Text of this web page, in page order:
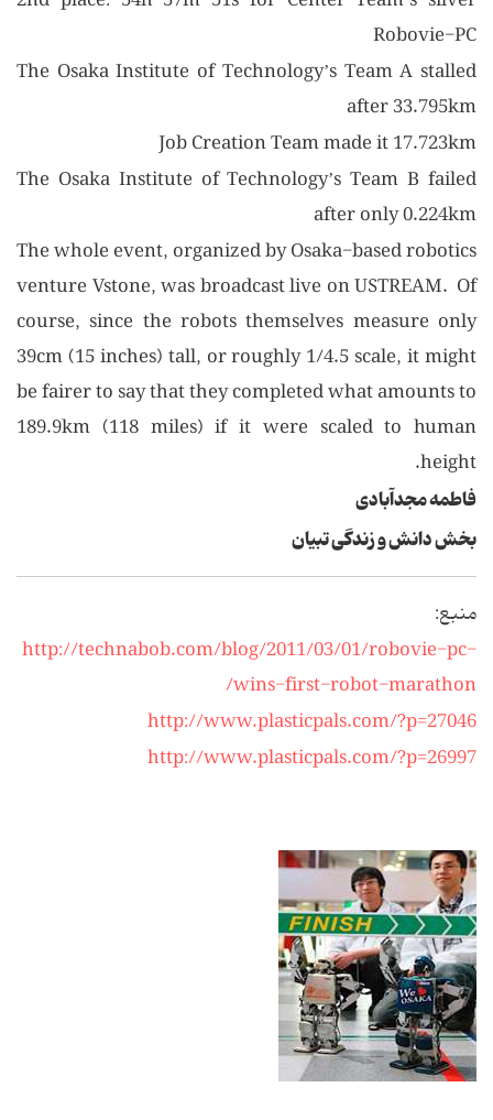
Robovie-PC
The Osaka Institute of Technology’s Team A stalled
after 33.795km
Job Creation Team made it 17.723km
The Osaka Institute of Technology’s Team B failed
after only 0.224km
The whole event, organized by Osaka-based robotics
venture Vstone, was broadcast live on USTREAM. Of
course, since the robots themselves measure only
39cm (15 inches) tall, or roughly 1/4.5 scale, it might
be fairer to say that they completed what amounts to
189.9km (118 miles) if it were scaled to human
height.
فاطمه مجدآبادی
بخش دانش و زندگی تبیان
منبع:
http://technabob.com/blog/2011/03/01/robovie-pc-
wins-first-robot-marathon/
http://www.plasticpals.com/?p=27046
http://www.plasticpals.com/?p=26997